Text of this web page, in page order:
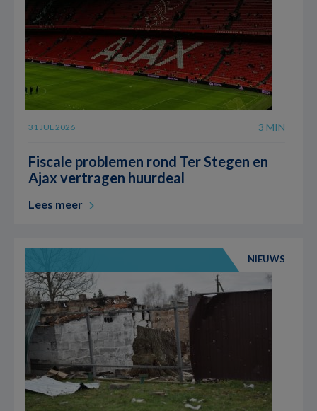
31 JUL 2026 3 MIN
Fiscale problemen rond Ter Stegen en
Ajax vertragen huurdeal
Lees meer
NIEUWS